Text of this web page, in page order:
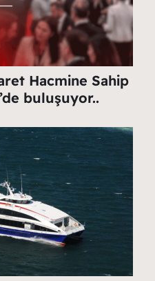
Hacmine Sahip
buluşuyor..